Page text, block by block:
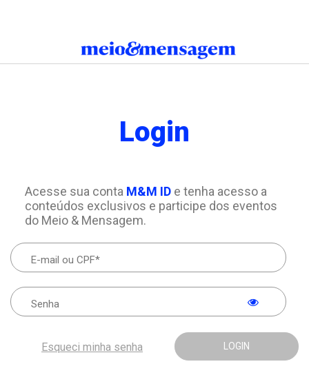
Login
Acesse sua conta M&M IDe tenha acesso a
conteúdos exclusivos e participe dos eventos
do Meio & Mensagem.
LOGIN
Esqueci minha senha